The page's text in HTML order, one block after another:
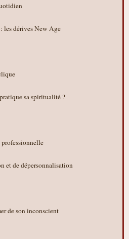
les dérives New Age
sa spiritualité ?
professionnelle
et de dépersonnalisation
de son inconscient